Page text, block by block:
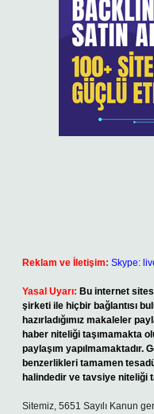
Reklam ve İletişim: Skype:
Yasal Uyarı: Bu internet
şirketi ile hiçbir bağlantısı
hazırladığımız makaleler
haber niteliği taşımamakta
paylaşım yapılmamaktadır.
benzerlikleri tamamen
halindedir ve tavsiye niteliği
Sitemiz, 5651 Sayılı Kanun